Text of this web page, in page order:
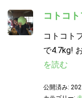
コトコ
コトコト
で4.7kg!
を読む
公開済み: